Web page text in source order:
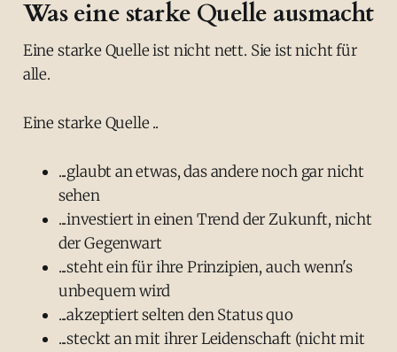
Was eine starke Quelle ausmacht
Eine starke Quelle ist nicht nett. Sie ist nicht für
alle.
Eine starke Quelle ..
...glaubt an etwas, das andere noch gar nicht
sehen
...investiert in einen Trend der Zukunft, nicht
der Gegenwart
...steht ein für ihre Prinzipien, auch wenn's
unbequem wird
...akzeptiert selten den Status quo
...steckt an mit ihrer Leidenschaft (nicht mit